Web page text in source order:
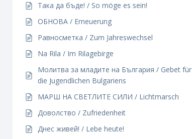
Така да бъде! / So möge es sein!
ОБНОВА / Erneuerung
Равносметка / Zum Jahreswechsel
Na Rila / Im Rilagebirge
Молитва за младите на България / Gebet für
die Jugendlichen Bulgariens
МАРШ НА СВЕТЛИТЕ СИЛИ / Lichtmarsch
Доволство / Zufriedenheit
Днес живей! / Lebe heute!